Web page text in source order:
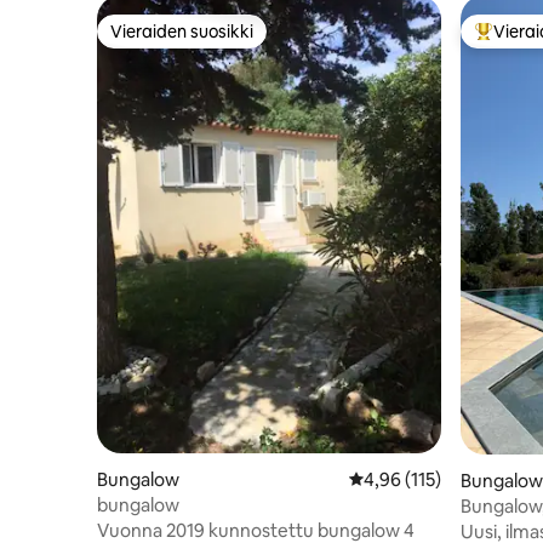
Vieraiden suosikki
Vieraiden suosikki
Bungalow Keskimääräinen arvio
4,96 (115)
bungalow
Vuonna 2019 kunnostettu bungalow 4
Bungalow
Uusi,